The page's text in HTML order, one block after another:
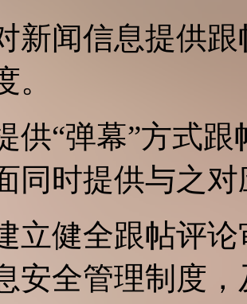
新闻信息提供
。
供“弹幕”方式
同时提供与之
立健全跟帖评
安全管理制度